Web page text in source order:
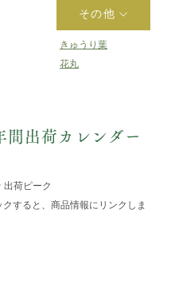
その他
きゅうり葉
花丸
間出荷カレンダー
荷ピーク
すると、商品情報にリンクしま